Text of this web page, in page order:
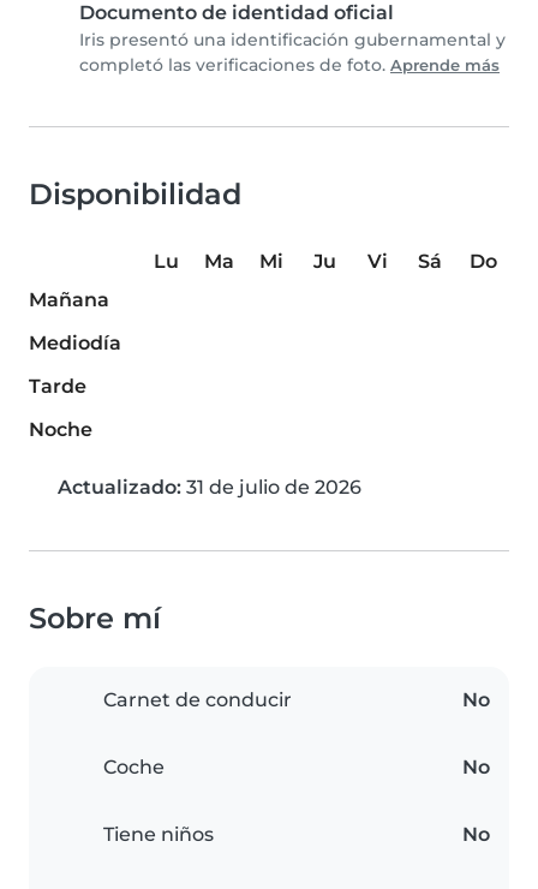
Documento de identidad oficial
Iris presentó una identificación gubernamental y
completó las verificaciones de foto. Aprende más
Disponibilidad
Lu Ma Mi Ju Vi Sá
Do
Mañana
Mediodía
Tarde
Noche
Actualizado: 31 de julio de 2026
Sobre mí
Carnet de conducir No
Coche No
Tiene niños No